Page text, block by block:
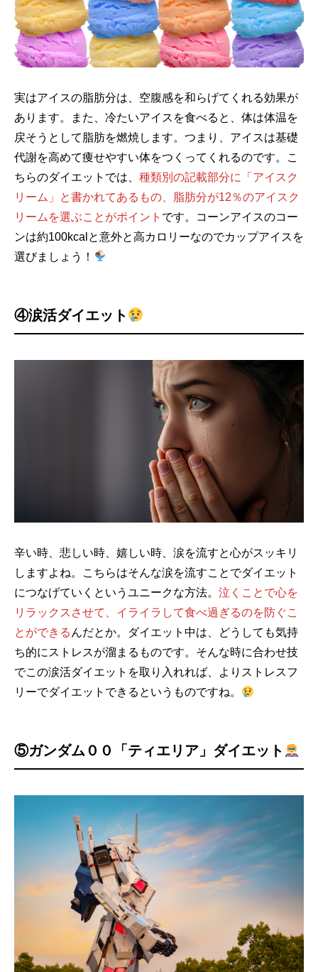
実はアイスの脂肪分は、空腹感を和らげてくれる効果が
あります。また、冷たいアイスを食べると、体は体温を
戻そうとして脂肪を燃焼します。つまり、アイスは基礎
代謝を高めて痩せやすい体をつくってくれるのです。こ
ちらのダイエットでは、 種類別の記載部分に「アイスク
リーム」と書かれてあるもの、脂肪分が12％のアイスク
リームを選ぶことがポイント です。コーンアイスのコー
ンは約100kcalと意外と高カロリーなのでカップアイスを
選びましょう！
④涙活ダイエット
辛い時、悲しい時、嬉しい時、涙を流すと心がスッキリ
しますよね。こちらはそんな涙を流すことでダイエット
につなげていくというユニークな方法。 泣くことで心を
リラックスさせて、イライラして食べ過ぎるのを防ぐこ
とができる んだとか。ダイエット中は、どうしても気持
ち的にストレスが溜まるものです。そんな時に合わせ技
でこの涙活ダイエットを取り入れれば、よりストレスフ
リーでダイエットできるというものですね。
⑤ガンダム００「ティエリア」ダイエット